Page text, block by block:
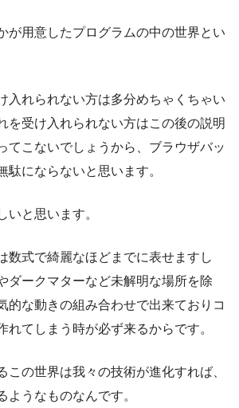
が用意したプログラムの中の世界とい
入れられない方は多分めちゃくちゃい
を受け入れられない方はこの後の説明
てこないでしょうから、ブラウザバッ
駄にならないと思います。
いと思います。
数式で綺麗なほどまでに表せますし
ダークマターなど未解明な場所を除
的な動きの組み合わせで出来ておりコ
れてしまう時が必ず来るからです。
この世界は我々の技術が進化すれば、
ようなものなんです。